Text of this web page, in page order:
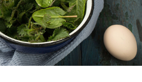
состоит в том, что он
щавелевой кислоты,
образованию